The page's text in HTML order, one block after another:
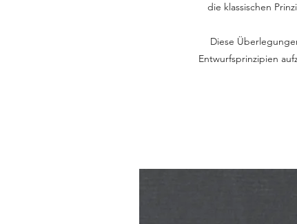
die klassischen
Diese
Entwurfsprinzipien